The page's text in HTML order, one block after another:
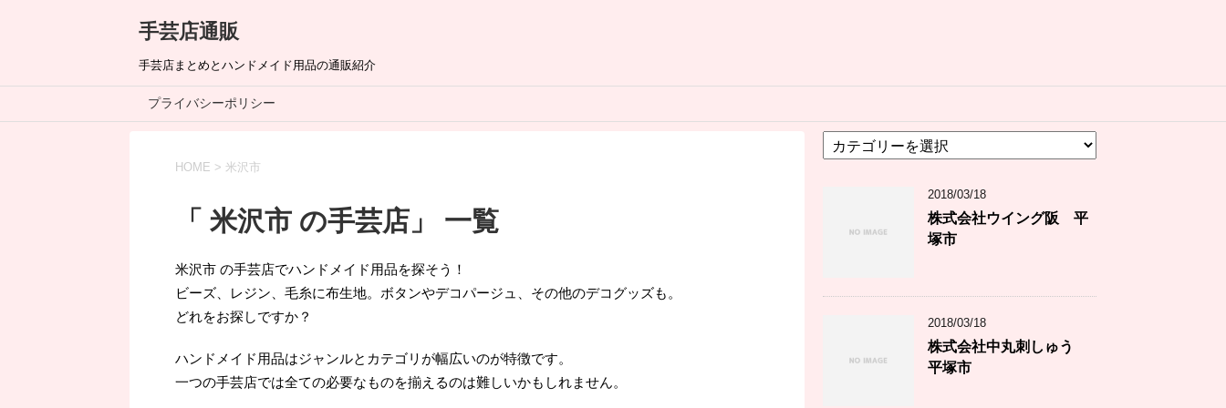
手芸店通販
手芸店まとめとハンドメイド用品の通販紹介
プライバシーポリシー
HOME > 米沢市
「 米沢市 の手芸店」 一覧
米沢市 の手芸店でハンドメイド用品を探そう！
ビーズ、レジン、毛糸に布生地。ボタンやデコパージュ、その他のデコグッズも。
どれをお探しですか？
ハンドメイド用品はジャンルとカテゴリが幅広いのが特徴です。
一つの手芸店では全ての必要なものを揃えるのは難しいかもしれません。
テ
2018/03/18
株式会社ウイング阪 平
塚市
2018/03/18
株式会社中丸刺しゅう
平塚市